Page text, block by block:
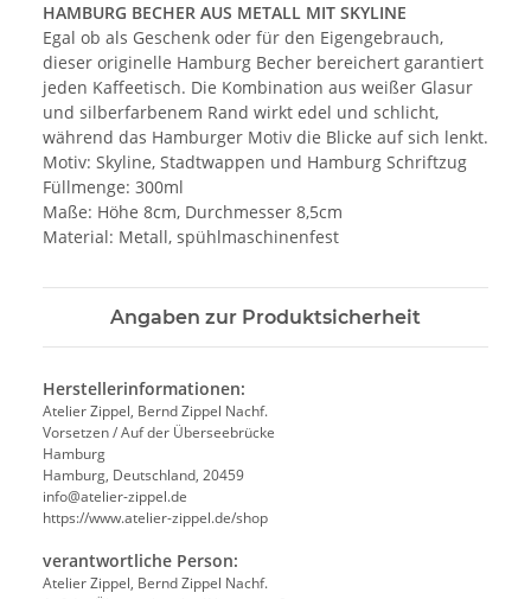
HAMBURG BECHER AUS METALL MIT SKYLINE
Egal ob als Geschenk oder für den Eigengebrauch,
dieser originelle Hamburg Becher bereichert garantiert
jeden Kaffeetisch. Die Kombination aus weißer Glasur
und silberfarbenem Rand wirkt edel und schlicht,
während das Hamburger Motiv die Blicke auf sich lenkt.
Motiv: Skyline, Stadtwappen und Hamburg Schriftzug
Füllmenge: 300ml
Maße: Höhe 8cm, Durchmesser 8,5cm
Material: Metall, spühlmaschinenfest
Angaben zur Produktsicherheit
Herstellerinformationen:
Atelier Zippel, Bernd Zippel Nachf.
Vorsetzen / Auf der Überseebrücke
Hamburg
Hamburg, Deutschland, 20459
info@atelier-zippel.de
https://www.atelier-zippel.de/shop
verantwortliche Person:
Atelier Zippel, Bernd Zippel Nachf.